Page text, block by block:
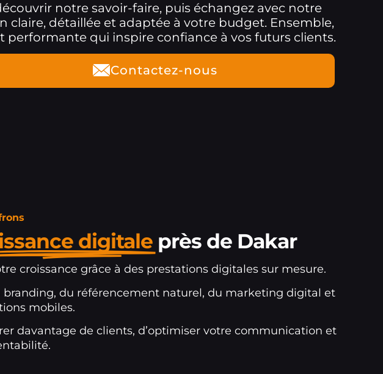
notre savoir-faire, puis échangez avec notre
détaillée et adaptée à votre budget. Ensemble,
qui inspire confiance à vos futurs clients.
Contactez-nous
digitale près de Dakar
croissance grâce à des prestations digitales sur mesure.
du référencement naturel, du marketing digital et
mobiles.
davantage de clients, d’optimiser votre communication et